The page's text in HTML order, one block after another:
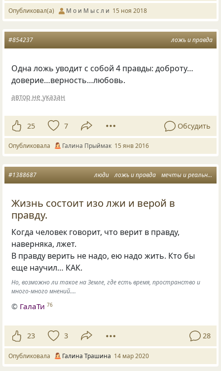
Опубликовал(а) М о и М ы с л и 15 ноя 2018
ложь и правда
#854237
Одна ложь уводит с собой 4 правды: доброту…
доверие…верность…любовь.
автор не указан
25 7 Обсудить
Опубликовала Галина Прыймак 15 янв 2016
люди ложь и правда мечты и реальность
#1388687
Жизнь состоит изо лжи и верой в
правду.
Когда человек говорит, что верит в правду,
наверняка, лжет.
В правду верить не надо, ею надо жить. Кто бы
еще научил… КАК.
Но, возможно ли такое на Земле, где есть время, пространство и
много-много мнений....
© ГалаТи 76
23 3 28
Опубликовала Галина Трашина 14 мар 2020